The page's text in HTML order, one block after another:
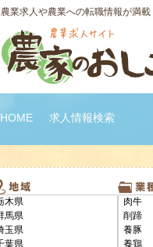
農業求人や農業への転職情報が満
HOME 求人情報検索